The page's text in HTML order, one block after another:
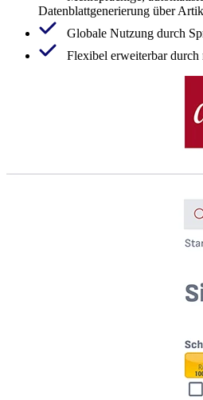
Datenblattgenerierung über
Globale Nutzung durch
Flexibel erweiterbar durch